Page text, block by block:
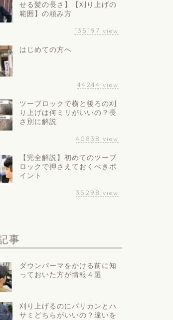
せる髪の長さ】【刈り上げの
範囲】の頼み方
135197 view
はじめての方へ
44244 view
ツーブロックで横と後ろの刈
り上げは何ミリがいいの？長
さ別に解説
40838 view
【完全解説】初めてのツーブ
ロックで押さえておくべきポ
イント
35298 view
事
ダウンパーマをかける前に知
っておいた方が情報４選
刈り上げるのにバリカンとハ
サミどちらがいいの？違いを